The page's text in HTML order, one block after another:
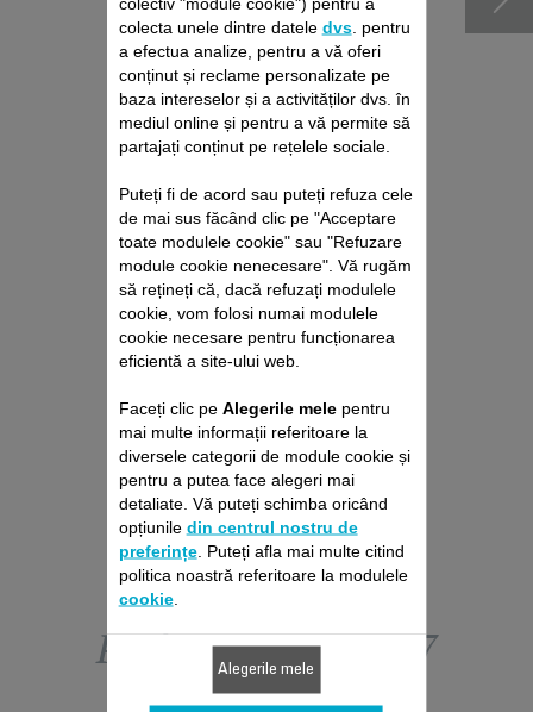
PACHET DE REPARAȚII
ASPIRATOR VERTICAL
ROWENTA
Fără deviz, fără surprize
Prelungire cu 6 luni a garanției!
429,00 RON
Adaugă în coş
Proiectat pentru 17
colecta unele dintre datele dvs. pentru
a efectua analize, pentru a vă oferi
conținut și reclame personalizate pe
baza intereselor și a activităților dvs. în
mediul online și pentru a vă permite să
partajați conținut pe rețelele sociale.
Puteți fi de acord sau puteți refuza cele
de mai sus făcând clic pe "Acceptare
toate modulele cookie" sau "Refuzare
module cookie nenecesare". Vă rugăm
să rețineți că, dacă refuzați modulele
cookie, vom folosi numai modulele
cookie necesare pentru funcționarea
eficientă a site-ului web.
Faceți clic pe Alegerile melepentru
mai multe informații referitoare la
diversele categorii de module cookie și
pentru a putea face alegeri mai
detaliate. Vă puteți schimba oricând
opțiunile din centrul nostru de
preferințe. Puteți afla mai multe citind
politica noastră referitoare la modulele
cookie.
Alegerile mele